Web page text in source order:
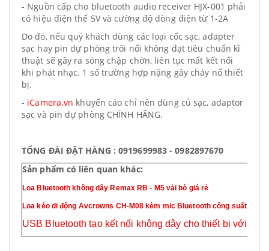
- Nguồn cấp cho bluetooth audio receiver HJX-001 phải
có hiệu điện thế 5V và cường độ dòng điện từ 1-2A
Do đó, nếu quý khách dùng các loại cốc sạc, adapter
sạc hay pin dự phòng trôi nổi không đạt tiêu chuẩn kĩ
thuật sẽ gây ra sóng chập chờn, liên tục mất kết nối
khi phát nhạc. 1 số trường hợp nặng gây cháy nổ thiết
bị.
- iCamera.vn khuyến cáo chỉ nên dùng củ sạc, adaptor
sạc và pin dự phòng CHÍNH HÃNG.
TỔNG ĐÀI ĐẶT HÀNG : 0919699983 - 0982897670
Sản phẩm có liên quan khác:
Loa Bluetooth không dây Remax RB - M5 vải bò giá rẻ
Loa kéo di động Avcrowns CH-M08 kèm mic Bluetooth công suất 50W
USB Bluetooth tạo kết nối không dây cho thiết bị với